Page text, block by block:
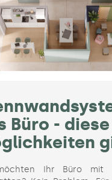
Büro - diese
Ihr Büro mit